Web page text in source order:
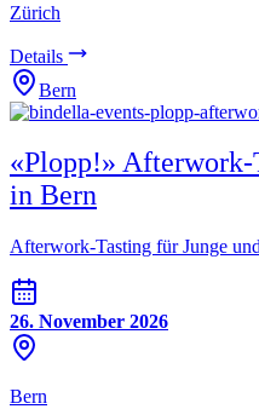
Zürich
Details
Bern
«Plopp!» Afterwork-
in Bern
Afterwork-Tasting für Junge
26. November 2026
Bern